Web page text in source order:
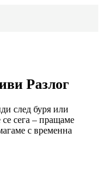
Разлог
след буря или
се сега – пращаме
с временна